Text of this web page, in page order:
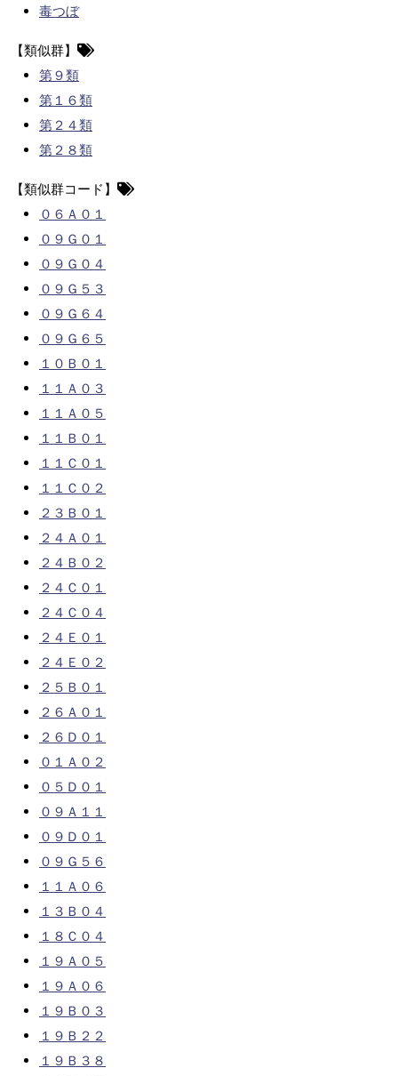
毒つぼ
【類似群】
第９類
第１６類
第２４類
第２８類
【類似群コード】
０６Ａ０１
０９Ｇ０１
０９Ｇ０４
０９Ｇ５３
０９Ｇ６４
０９Ｇ６５
１０Ｂ０１
１１Ａ０３
１１Ａ０５
１１Ｂ０１
１１Ｃ０１
１１Ｃ０２
２３Ｂ０１
２４Ａ０１
２４Ｂ０２
２４Ｃ０１
２４Ｃ０４
２４Ｅ０１
２４Ｅ０２
２５Ｂ０１
２６Ａ０１
２６Ｄ０１
０１Ａ０２
０５Ｄ０１
０９Ａ１１
０９Ｄ０１
０９Ｇ５６
１１Ａ０６
１３Ｂ０４
１８Ｃ０４
１９Ａ０５
１９Ａ０６
１９Ｂ０３
１９Ｂ２２
１９Ｂ３８